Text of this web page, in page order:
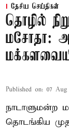
தேசிய செய்திகள்
தொழில்
மசோதா:
Published on: 07 Aug
நாடாளுமன்ற
தொடங்கிய